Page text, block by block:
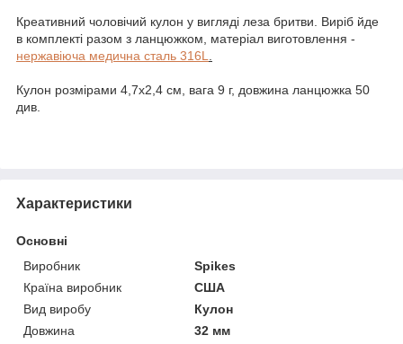
Креативний чоловічий кулон у вигляді леза бритви. Виріб йде
в комплекті разом з ланцюжком, матеріал виготовлення -
нержавіюча медична сталь 316L.
Кулон розмірами 4,7х2,4 см, вага 9 г, довжина ланцюжка 50
див.
Характеристики
Основні
Виробник
Spikes
Країна виробник
США
Вид виробу
Кулон
Довжина
32 мм